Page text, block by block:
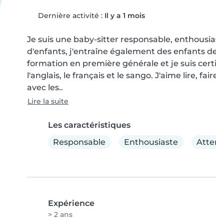
Dernière activité : Il y a 1 mois
Je suis une baby-sitter responsable,
d'enfants, j'entraîne également des enfants
formation en première générale et je suis
l'anglais, le français et le sango. J'aime lire,
avec les..
Lire la suite
Les caractéristiques
Responsable
Enthousiaste
Expérience
> 2 ans